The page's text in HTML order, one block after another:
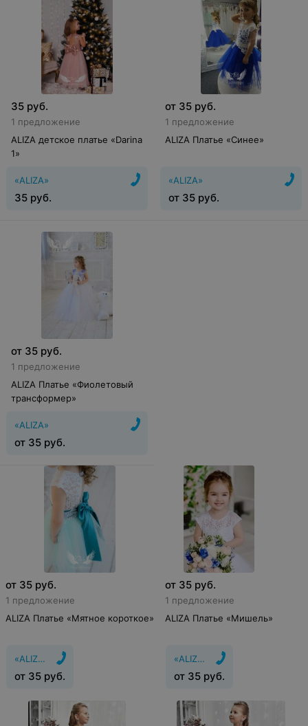
35 руб.
1 предложение
ALIZA детское платье «Darina
1»
«ALIZA»
35 руб.
от 35 руб.
1 предложение
ALIZA Платье «Синее»
«ALIZA»
от 35 руб.
от 35 руб.
1 предложение
ALIZA Платье «Фиолетовый
трансформер»
«ALIZA»
от 35 руб.
от 35 руб.
1 предложение
ALIZA Платье «Мятное короткое»
«ALIZA»
от 35 руб.
от 35 руб.
1 предложение
ALIZA Платье «Мишель»
«ALIZA»
от 35 руб.